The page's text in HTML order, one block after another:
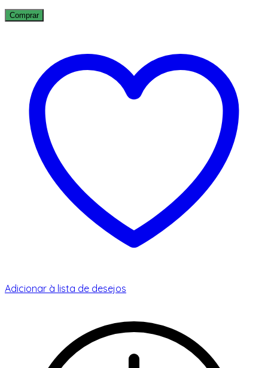
Comprar
Adicionar à lista de desejos